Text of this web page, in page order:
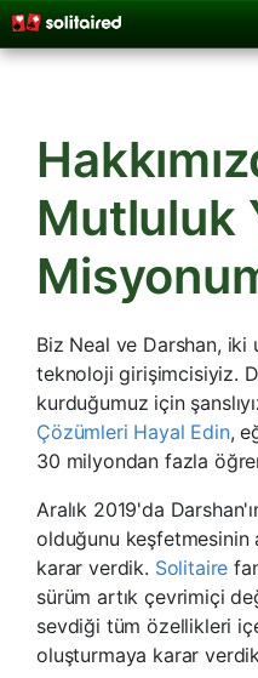
Mutluluk
Biz Neal ve Darshan,
teknoloji girişimcisiyiz.
kurduğumuz için
Çözümleri Hayal Edin,
30 milyondan fazla
Aralık 2019'da
olduğunu keşfetmesinin
karar verdik. Solitaire
sürüm artık çevrimiçi
sevdiği tüm özellikleri
oluşturmaya karar